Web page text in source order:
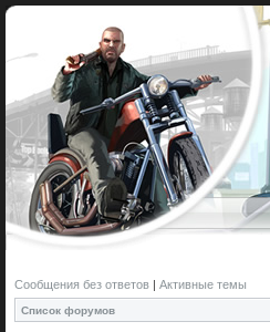
Сообщения без ответов | Активные темы
Список форумов